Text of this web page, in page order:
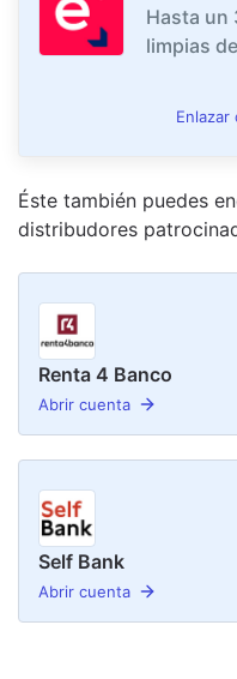
Hasta un
limpias
Enlazar
Éste también puedes
distribudores
Renta 4 Banco
Abrir cuenta
Self Bank
Abrir cuenta